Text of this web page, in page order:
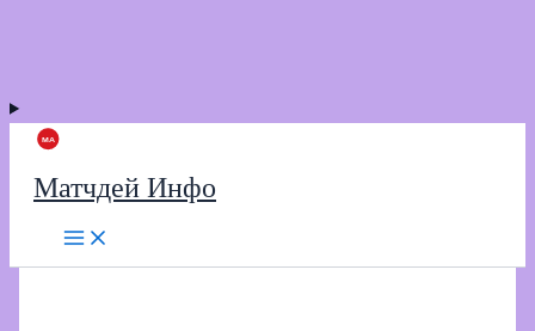
Матчдей Инфо